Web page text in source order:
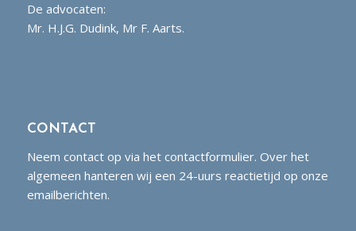
De advocaten:
Mr. H.J.G. Dudink, Mr F. Aarts.
CONTACT
Neem contact op via het contactformulier. Over het
algemeen hanteren wij een 24-uurs reactietijd op onze
emailberichten.